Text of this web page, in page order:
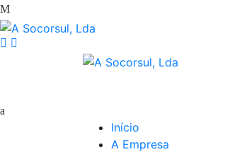
Início
A Empresa